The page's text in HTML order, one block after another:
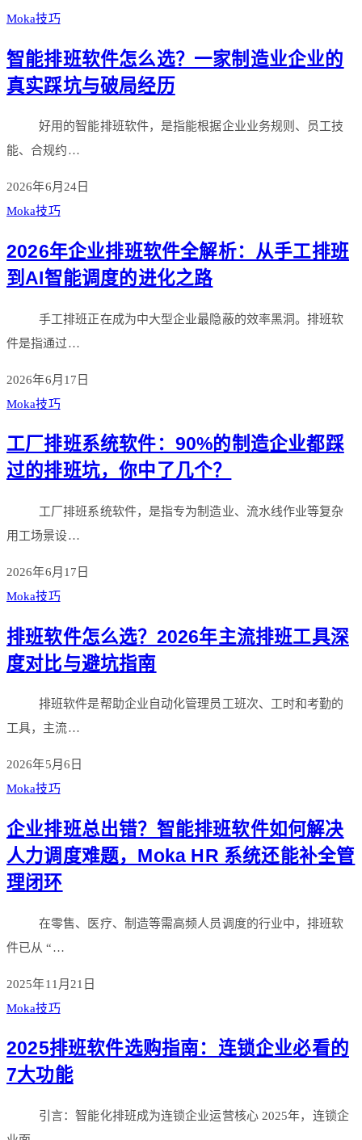
Moka技巧
智能排班软件怎么选？一家制造业企业的
真实踩坑与破局经历
好用的智能排班软件，是指能根据企业业务规则、员工技
能、合规约…
2026年6月24日
Moka技巧
2026年企业排班软件全解析：从手工排班
到AI智能调度的进化之路
手工排班正在成为中大型企业最隐蔽的效率黑洞。排班软
件是指通过…
2026年6月17日
Moka技巧
工厂排班系统软件：90%的制造企业都踩
过的排班坑，你中了几个？
工厂排班系统软件，是指专为制造业、流水线作业等复杂
用工场景设…
2026年6月17日
Moka技巧
排班软件怎么选？2026年主流排班工具深
度对比与避坑指南
排班软件是帮助企业自动化管理员工班次、工时和考勤的
工具，主流…
2026年5月6日
Moka技巧
企业排班总出错？智能排班软件如何解决
人力调度难题，Moka HR 系统还能补全管
理闭环
在零售、医疗、制造等需高频人员调度的行业中，排班软
件已从 “…
2025年11月21日
Moka技巧
2025排班软件选购指南：连锁企业必看的
7大功能
引言：智能化排班成为连锁企业运营核心 2025年，连锁企